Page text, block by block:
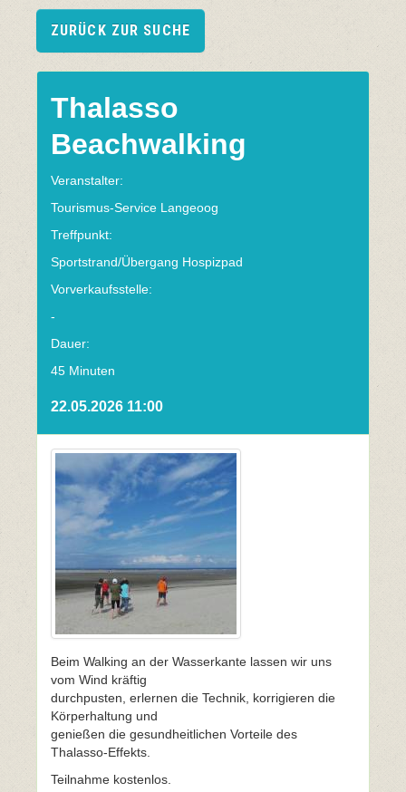
ZURÜCK ZUR SUCHE
Thalasso
Beachwalking
Veranstalter:
Tourismus-Service Langeoog
Treffpunkt:
Sportstrand/Übergang Hospizpad
Vorverkaufsstelle:
-
Dauer:
45 Minuten
22.05.2026 11:00
Beim Walking an der Wasserkante lassen wir uns
vom Wind kräftig
durchpusten, erlernen die Technik, korrigieren die
Körperhaltung und
genießen die gesundheitlichen Vorteile des
Thalasso-Effekts.
Teilnahme kostenlos.